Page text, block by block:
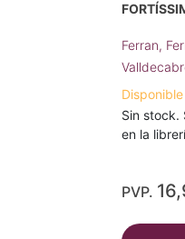
Ferran,
Sin stock.
en la
PVP.